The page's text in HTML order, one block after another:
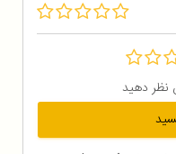
نظر دهید